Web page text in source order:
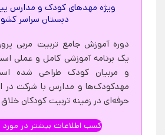
ویژه مهدهای کودک و مدارس
دبستان سراسر
دوره آموزش جامع تربیت مربی
یک برنامه آموزشی کامل و عملی
و مربیان کودک طراحی شده
مهدکودک‌ها و مدارس با شرکت در
حرفه‌ای در زمینه تربیت کودکان
کسب اطلاعات بیشتر در مورد